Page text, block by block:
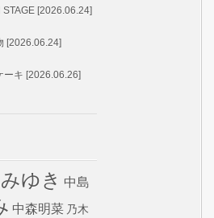
[2026.06.24]
[2026.06.24]
ーキ [2026.06.26]
ゆき 中島
中森明菜 乃木